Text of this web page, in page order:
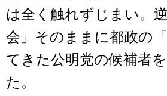
は全く触れずじまい。
会」そのままに都政の
てきた公明党の候補者
た。